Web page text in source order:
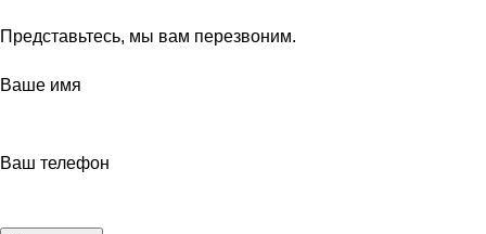
Представьтесь, мы вам перезвоним.
Ваше имя
Ваш телефон